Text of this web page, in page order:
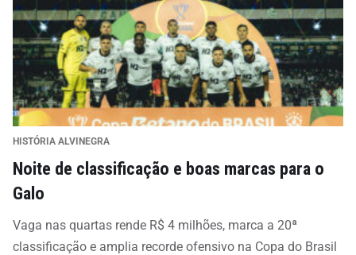
HISTÓRIA ALVINEGRA
Noite de classificação e boas marcas para o
Galo
Vaga nas quartas rende R$ 4 milhões, marca a 20ª
classificação e amplia recorde ofensivo na Copa do Brasil